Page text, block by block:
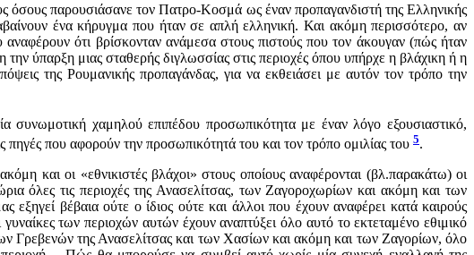
όσους παρουσιάσανε τον Πατρο-Κοσμά ως έναν προπαγανδιστή της Ελληνικής
ένα κήρυγμα που ήταν σε απλή ελληνική. Και ακόμη περισσότερο, αν
ότι βρίσκονταν ανάμεσα στους πιστούς που τον άκουγαν (πώς ήταν
ύπαρξη μιας σταθερής διγλωσσίας στις περιοχές όπου υπήρχε η βλάχικη ή η
της Ρουμανικής προπαγάνδας, για να εκθειάσει με αυτόν τον τρόπο την
χαμηλού επιπέδου προσωπικότητα με έναν λόγο εξουσιαστικό,
πηγές που αφορούν την προσωπικότητά του και τον τρόπο ομιλίας του 5.
και οι «εθνικιστές βλάχοι» στους οποίους αναφέρονται (βλ.παρακάτω) οι
όλες τις περιοχές της Ανασελίτσας, των Ζαγοροχωρίων και ακόμη και των
βέβαια ούτε ο ίδιος ούτε και άλλοι που έχουν αναφέρει κατά καιρούς
των περιοχών αυτών έχουν αναπτύξει όλο αυτό το εκτεταμένο εθιμικό
Γρεβενών της Ανασελίτσας και των Χασίων και ακόμη και των Ζαγορίων, όλο